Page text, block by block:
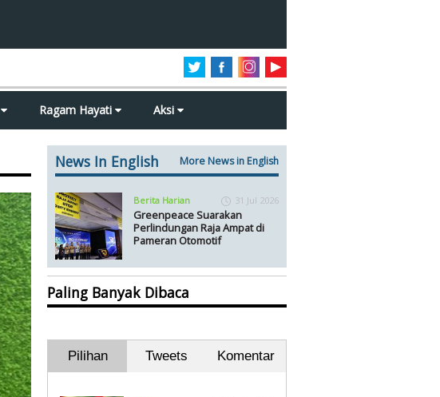
Ragam Hayati Aksi
News In English More News in English
Berita Harian 31 Jul 2026
Greenpeace Suarakan
Perlindungan Raja Ampat di
Pameran Otomotif
Paling Banyak Dibaca
Pilihan Tweets Komentar